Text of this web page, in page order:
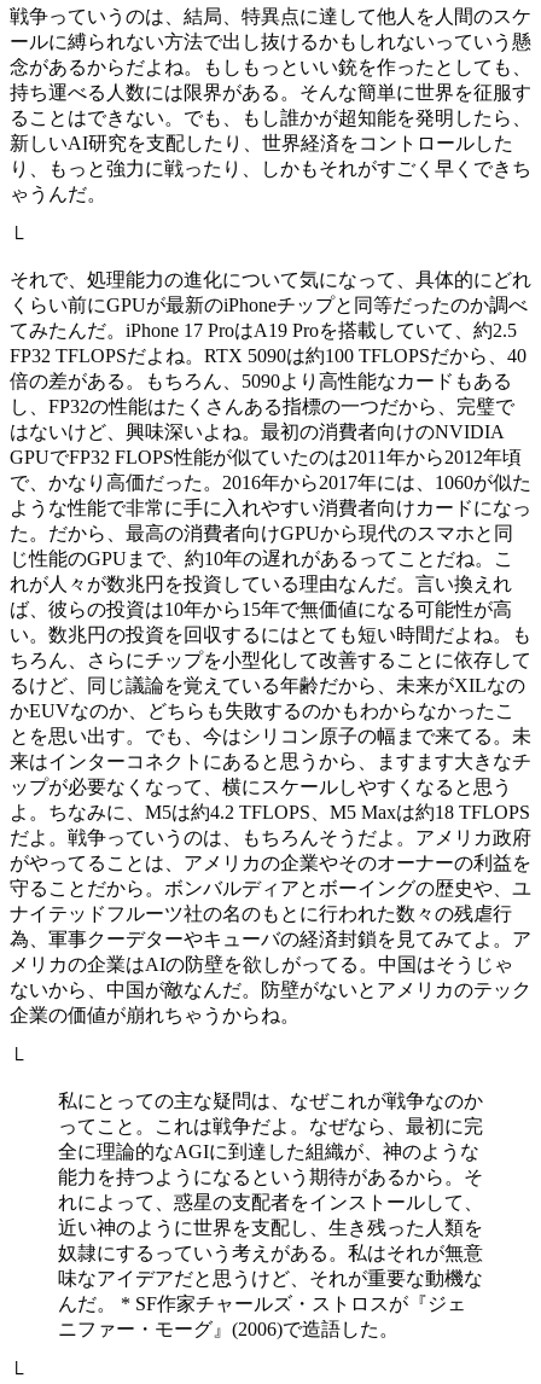
戦争っていうのは、結局、特異点に達して他人を人間のスケ
ールに縛られない方法で出し抜けるかもしれないっていう懸
念があるからだよね。もしもっといい銃を作ったとしても、
持ち運べる人数には限界がある。そんな簡単に世界を征服す
ることはできない。でも、もし誰かが超知能を発明したら、
新しいAI研究を支配したり、世界経済をコントロールした
り、もっと強力に戦ったり、しかもそれがすごく早くできち
ゃうんだ。
└
それで、処理能力の進化について気になって、具体的にどれ
くらい前にGPUが最新のiPhoneチップと同等だったのか調べ
てみたんだ。iPhone 17 ProはA19 Proを搭載していて、約2.5
FP32 TFLOPSだよね。RTX 5090は約100 TFLOPSだから、40
倍の差がある。もちろん、5090より高性能なカードもある
し、FP32の性能はたくさんある指標の一つだから、完璧で
はないけど、興味深いよね。最初の消費者向けのNVIDIA
GPUでFP32 FLOPS性能が似ていたのは2011年から2012年頃
で、かなり高価だった。2016年から2017年には、1060が似た
ような性能で非常に手に入れやすい消費者向けカードになっ
た。だから、最高の消費者向けGPUから現代のスマホと同
じ性能のGPUまで、約10年の遅れがあるってことだね。こ
れが人々が数兆円を投資している理由なんだ。言い換えれ
ば、彼らの投資は10年から15年で無価値になる可能性が高
い。数兆円の投資を回収するにはとても短い時間だよね。も
ちろん、さらにチップを小型化して改善することに依存して
るけど、同じ議論を覚えている年齢だから、未来がXILなの
かEUVなのか、どちらも失敗するのかもわからなかったこ
とを思い出す。でも、今はシリコン原子の幅まで来てる。未
来はインターコネクトにあると思うから、ますます大きなチ
ップが必要なくなって、横にスケールしやすくなると思う
よ。ちなみに、M5は約4.2 TFLOPS、M5 Maxは約18 TFLOPS
だよ。戦争っていうのは、もちろんそうだよ。アメリカ政府
がやってることは、アメリカの企業やそのオーナーの利益を
守ることだから。ボンバルディアとボーイングの歴史や、ユ
ナイテッドフルーツ社の名のもとに行われた数々の残虐行
為、軍事クーデターやキューバの経済封鎖を見てみてよ。ア
メリカの企業はAIの防壁を欲しがってる。中国はそうじゃ
ないから、中国が敵なんだ。防壁がないとアメリカのテック
企業の価値が崩れちゃうからね。
└
私にとっての主な疑問は、なぜこれが戦争なのか
ってこと。これは戦争だよ。なぜなら、最初に完
全に理論的なAGIに到達した組織が、神のような
能力を持つようになるという期待があるから。そ
れによって、惑星の支配者をインストールして、
近い神のように世界を支配し、生き残った人類を
奴隷にするっていう考えがある。私はそれが無意
味なアイデアだと思うけど、それが重要な動機な
んだ。 * SF作家チャールズ・ストロスが『ジェ
ニファー・モーグ』(2006)で造語した。
└